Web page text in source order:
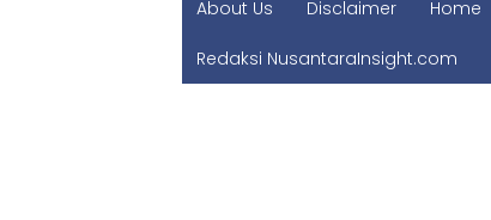
About Us Disclaimer Home
Redaksi NusantaraInsight.com